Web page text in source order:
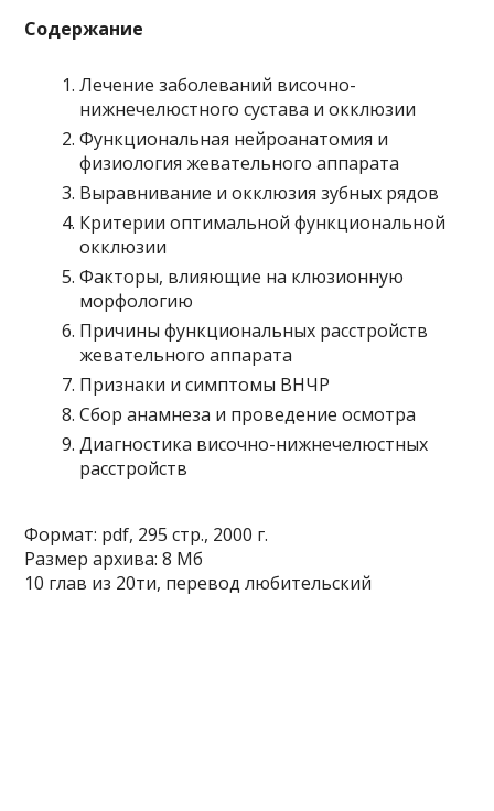
Содержание
Лечение заболеваний височно-
нижнечелюстного сустава и окклюзии
Функциональная нейроанатомия и
физиология жевательного аппарата
Выравнивание и окклюзия зубных рядов
Критерии оптимальной функциональной
окклюзии
Факторы, влияющие на клюзионную
морфологию
Причины функциональных расстройств
жевательного аппарата
Признаки и симптомы ВНЧР
Сбор анамнеза и проведение осмотра
Диагностика височно-нижнечелюстных
расстройств
Формат: pdf, 295 стр., 2000 г.
Размер архива: 8 Мб
10 глав из 20ти, перевод любительский